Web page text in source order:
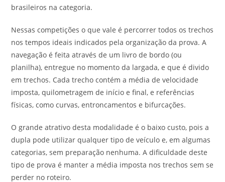
brasileiros na categoria.
Nessas competições o que vale é percorrer todos os trechos
nos tempos ideais indicados pela organização da prova. A
navegação é feita através de um livro de bordo (ou
planilha), entregue no momento da largada, e que é divido
em trechos. Cada trecho contém a média de velocidade
imposta, quilometragem de início e final, e referências
físicas, como curvas, entroncamentos e bifurcações.
O grande atrativo desta modalidade é o baixo custo, pois a
dupla pode utilizar qualquer tipo de veículo e, em algumas
categorias, sem preparação nenhuma. A dificuldade deste
tipo de prova é manter a média imposta nos trechos sem se
perder no roteiro.